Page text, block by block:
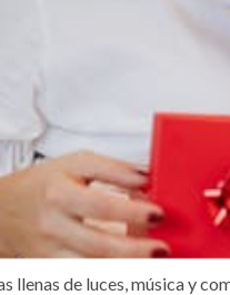
llenas de luces, música y
PSICO-PREVENCIÓN